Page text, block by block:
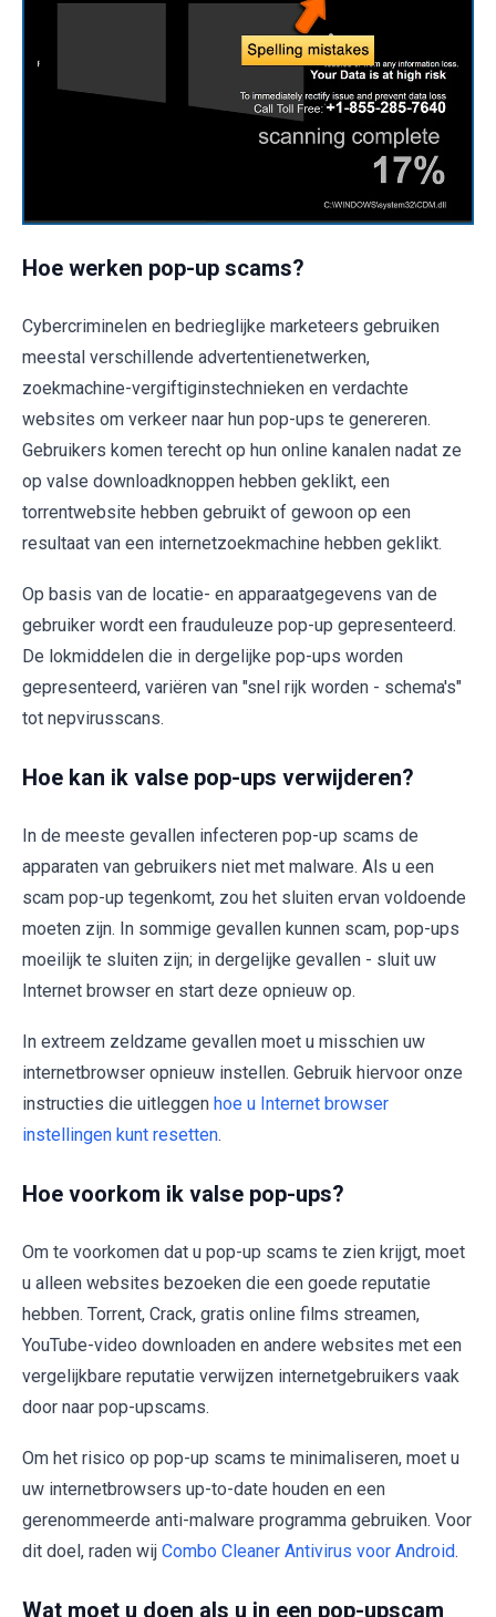
Hoe werken pop-up scams?
Cybercriminelen en bedrieglijke marketeers gebruiken
meestal verschillende advertentienetwerken,
zoekmachine-vergiftiginstechnieken en verdachte
websites om verkeer naar hun pop-ups te genereren.
Gebruikers komen terecht op hun online kanalen nadat ze
op valse downloadknoppen hebben geklikt, een
torrentwebsite hebben gebruikt of gewoon op een
resultaat van een internetzoekmachine hebben geklikt.
Op basis van de locatie- en apparaatgegevens van de
gebruiker wordt een frauduleuze pop-up gepresenteerd.
De lokmiddelen die in dergelijke pop-ups worden
gepresenteerd, variëren van "snel rijk worden - schema's"
tot nepvirusscans.
Hoe kan ik valse pop-ups verwijderen?
In de meeste gevallen infecteren pop-up scams de
apparaten van gebruikers niet met malware. Als u een
scam pop-up tegenkomt, zou het sluiten ervan voldoende
moeten zijn. In sommige gevallen kunnen scam, pop-ups
moeilijk te sluiten zijn; in dergelijke gevallen - sluit uw
Internet browser en start deze opnieuw op.
In extreem zeldzame gevallen moet u misschien uw
internetbrowser opnieuw instellen. Gebruik hiervoor onze
instructies die uitleggen hoe u Internet browser
instellingen kunt resetten.
Hoe voorkom ik valse pop-ups?
Om te voorkomen dat u pop-up scams te zien krijgt, moet
u alleen websites bezoeken die een goede reputatie
hebben. Torrent, Crack, gratis online films streamen,
YouTube-video downloaden en andere websites met een
vergelijkbare reputatie verwijzen internetgebruikers vaak
door naar pop-upscams.
Om het risico op pop-up scams te minimaliseren, moet u
uw internetbrowsers up-to-date houden en een
gerenommeerde anti-malware programma gebruiken. Voor
dit doel, raden wij Combo Cleaner Antivirus voor Android.
Wat moet u doen als u in een pop-upscam